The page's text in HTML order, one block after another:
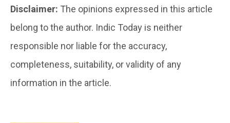
Disclaimer: The opinions expressed in this article
belong to the author. Indic Today is neither
responsible nor liable for the accuracy,
completeness, suitability, or validity of any
information in the article.